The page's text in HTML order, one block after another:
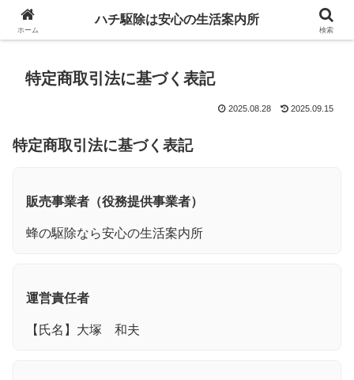
特定商取引法に基づく表記
2025.08.28 2025.09.15
特定商取引法に基づく表記
販売事業者（役務提供事業者）
蜂の駆除なら安心の生活案内所
運営責任者
【氏名】大塚 和夫
ホーム
ハチ駆除は安心の生活案内所
検索